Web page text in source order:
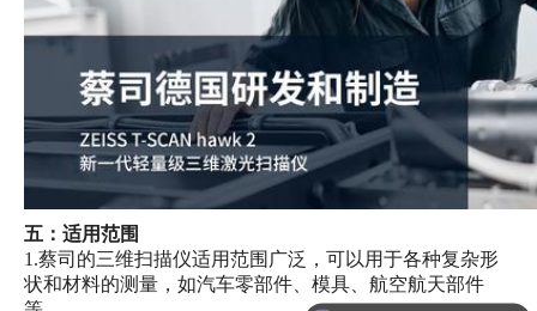
五：适用范围
1.蔡司的三维扫描仪适用范围广泛，可以用于各种复杂形
状和材料的测量，如汽车零部件、模具、航空航天部件